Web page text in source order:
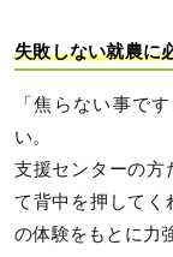
失敗しない就農に
「焦らない事で
い。
支援センターの方
て背中を押してく
の体験をもとに力